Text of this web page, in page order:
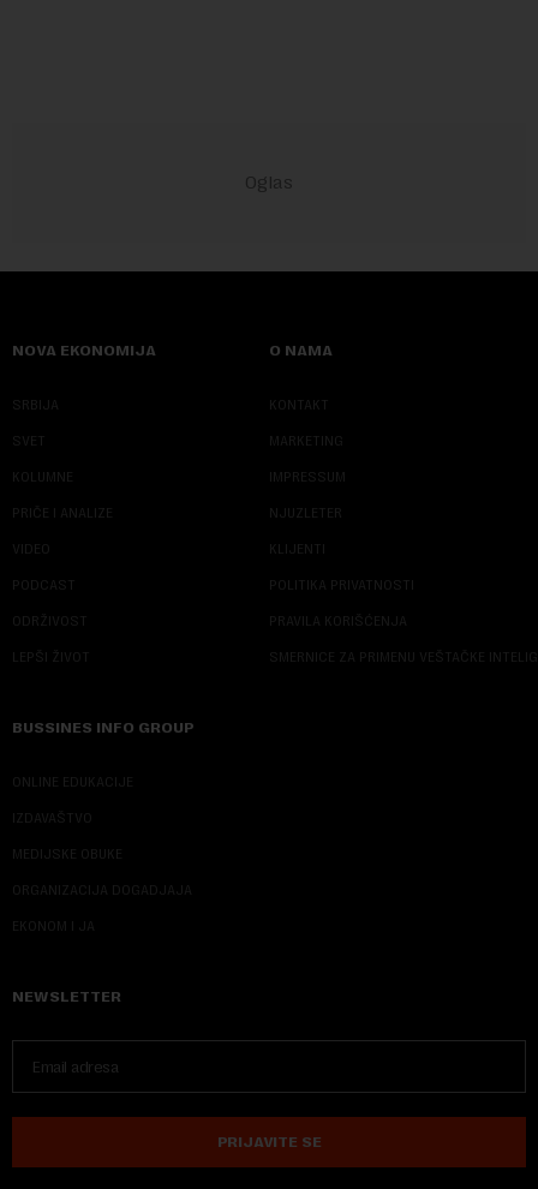
NOVA EKONOMIJA
SRBIJA
SVET
KOLUMNE
PRIČE I ANALIZE
VIDEO
PODCAST
ODRŽIVOST
LEPŠI ŽIVOT
O NAMA
KONTAKT
MARKETING
IMPRESSUM
NJUZLETER
KLIJENTI
POLITIKA PRIVATNOSTI
PRAVILA KORIŠĆENJA
SMERNICE ZA PRIMENU VEŠTAČKE
BUSSINES INFO GROUP
ONLINE EDUKACIJE
IZDAVAŠTVO
MEDIJSKE OBUKE
ORGANIZACIJA DOGADJAJA
EKONOM I JA
NEWSLETTER
PRIJAVITE SE